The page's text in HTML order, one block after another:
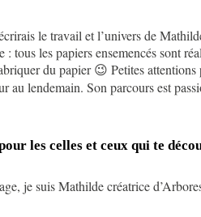
le travail et l’univers de
tous les papiers ensemencés sont
du papier 😉 Petites
lendemain. Son parcours est
les celles et ceux qui te
je suis Mathilde créatrice